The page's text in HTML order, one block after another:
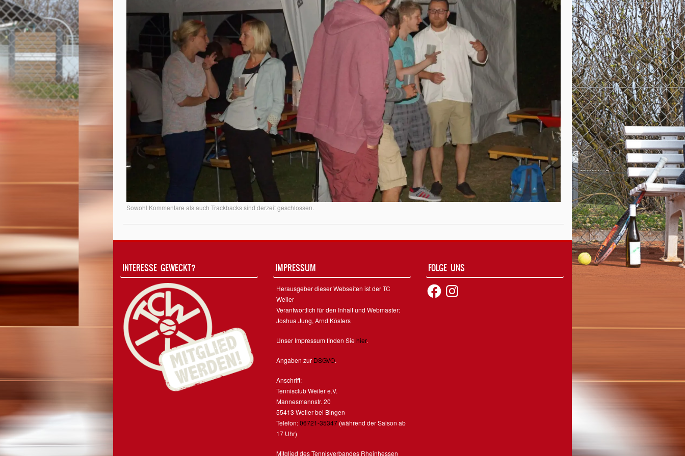
Sowohl Kommentare als auch Trackbacks sind derzeit geschlossen.
INTERESSE GEWECKT? IMPRESSUM
Herausgeber dieser Webseiten ist der TC
Weiler
Verantwortlich für den Inhalt und Webmaster:
Joshua Jung, Arnd Kösters
Unser Impressum finden Siehier.
Angaben zur DSGVO.
Anschrift:
Tennisclub Weiler e.V.
Mannesmannstr. 20
55413 Weiler bei Bingen
Telefon:06721-35347 (während der Saison ab
17 Uhr)
Mitglied des Tennisverbandes Rheinhessen
FOLGE UNS
FacebookInstagram